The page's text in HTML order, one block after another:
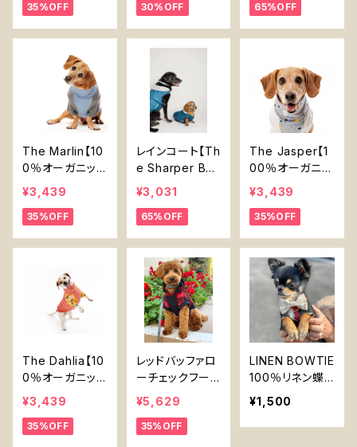
35%OFF
応 袖なし バンブ
デザイン
30%OFF 65%OFF
The Marlin【10
0％オーガニック
コットン】犬 服
胴長 ボーダー
¥3,439
35%OFF
レインコート【Th
e Sharper Bar
ker】犬用 レイン
ウエア ウインド
ブレーカー 撥水
ドナイトティール
とボーダー ハー
ネス対応 袖なし
¥3,031
65%OFF
The Jasper【1
00％オーガニッ
クコットン】
¥3,439
35%OFF
The Dahlia【10
0％オーガニック
コットン】 犬 服
ボーダー 胴長
¥3,439
35%OFF
レッドバッファロ
ーチェックフー
ディ【The Shar
per Barker】犬
用 ハーネス対応
¥5,629
35%OFF
LINEN BOWTIE
100％リネン蝶
ネクタイ【Sirius
Essentials オリ
ジナル】
¥1,500